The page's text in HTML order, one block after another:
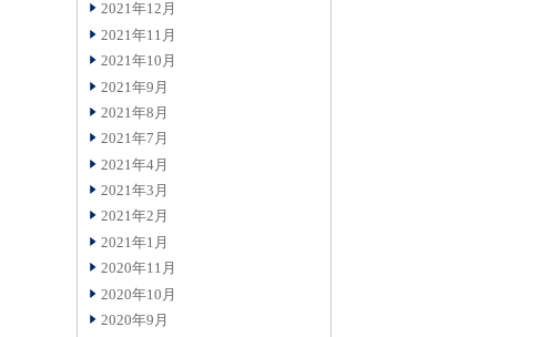
2021年12月
2021年11月
2021年10月
2021年9月
2021年8月
2021年7月
2021年4月
2021年3月
2021年2月
2021年1月
2020年11月
2020年10月
2020年9月